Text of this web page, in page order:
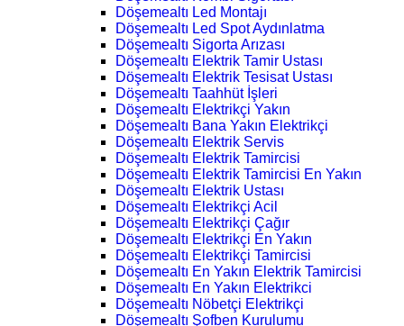
Döşemealtı Led Montajı
Döşemealtı Led Spot Aydınlatma
Döşemealtı Sigorta Arızası
Döşemealtı Elektrik Tamir Ustası
Döşemealtı Elektrik Tesisat Ustası
Döşemealtı Taahhüt İşleri
Döşemealtı Elektrikçi Yakın
Döşemealtı Bana Yakın Elektrikçi
Döşemealtı Elektrik Servis
Döşemealtı Elektrik Tamircisi
Döşemealtı Elektrik Tamircisi En Yakın
Döşemealtı Elektrik Ustası
Döşemealtı Elektrikçi Acil
Döşemealtı Elektrikçi Çağır
Döşemealtı Elektrikçi En Yakın
Döşemealtı Elektrikçi Tamircisi
Döşemealtı En Yakın Elektrik Tamircisi
Döşemealtı En Yakın Elektrikci
Döşemealtı Nöbetçi Elektrikçi
Döşemealtı Şofben Kurulumu